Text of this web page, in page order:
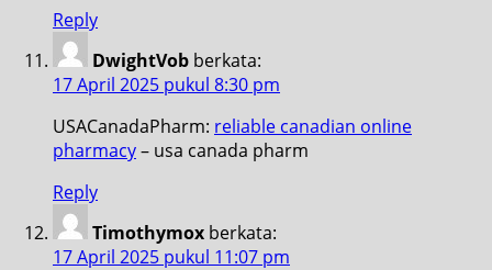
Reply
DwightVob berkata:
17 April 2025 pukul 8:30 pm
USACanadaPharm: reliable canadian online
pharmacy– usa canada pharm
Reply
Timothymox berkata:
17 April 2025 pukul 11:07 pm